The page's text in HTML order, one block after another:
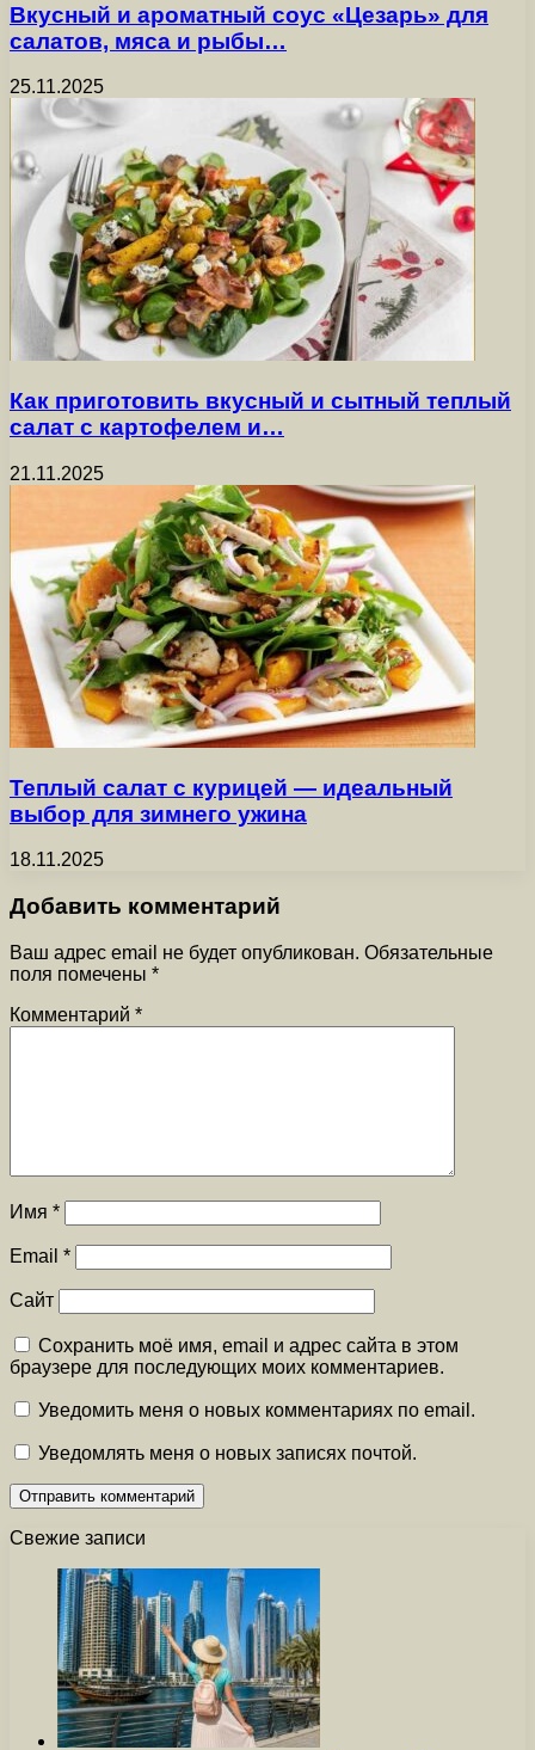
Вкусный и ароматный соус «Цезарь» для
салатов, мяса и рыбы…
25.11.2025
Как приготовить вкусный и сытный теплый
салат с картофелем и…
21.11.2025
Теплый салат с курицей — идеальный
выбор для зимнего ужина
18.11.2025
Добавить комментарий
Ваш адрес email не будет опубликован. Обязательные
поля помечены *
Комментарий *
Имя *
Email *
Сайт
Сохранить моё имя, email и адрес сайта в этом
браузере для последующих моих комментариев.
Уведомить меня о новых комментариях по email.
Уведомлять меня о новых записях почтой.
Свежие записи